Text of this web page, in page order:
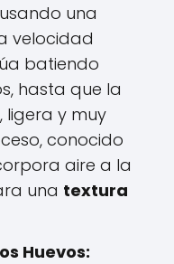
una
velocidad
batiendo
hasta que la
ligera y muy
conocido
aire a la
una textura
Huevos: